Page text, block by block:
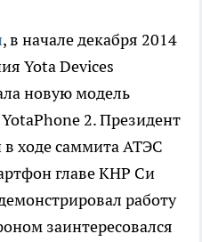
, в начале декабря 2014
Yota Devices
новую модель
2. Президент
ходе саммита АТЭС
главе КНР Си
работу
заинтересовался